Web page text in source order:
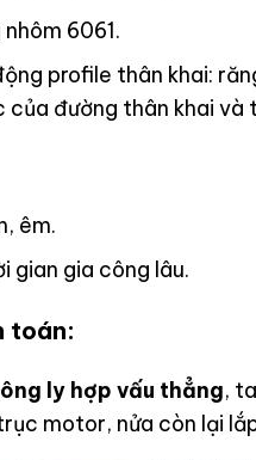
6061.
profile thân khai:
của đường thân khai
êm.
gian gia công lâu.
toán:
ly hợp vấu thẳng,
motor, nửa còn lại